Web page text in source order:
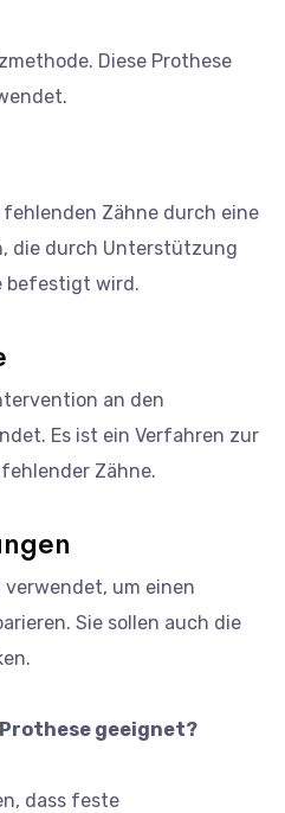
Diese Prothese
fehlenden Zähne durch eine
die durch Unterstützung
befestigt wird.
an den
Es ist ein Verfahren zur
Zähne.
verwendet, um einen
Sie sollen auch die
geeignet?
dass feste